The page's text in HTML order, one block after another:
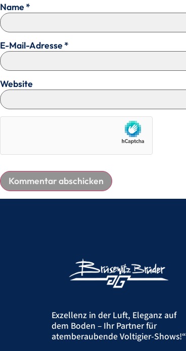
Name*
E-Mail-Adresse*
Website
Exzellenz in der Luft, Eleganz auf
dem Boden – Ihr Partner für
atemberaubende Voltigier-Shows!“